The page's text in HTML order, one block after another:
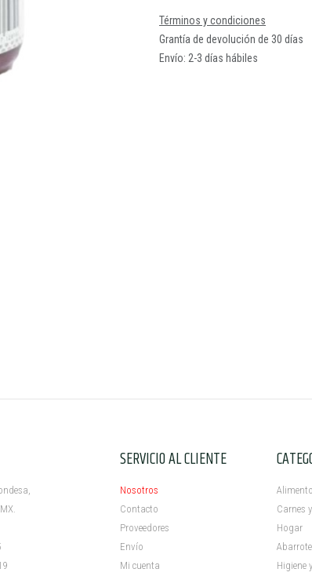
Términos y condiciones
Grantía de devolución de 30 días
Envío: 2-3 días hábiles
SERVICIO AL CLIENTE
Nosotros
Contacto
Proveedores
Envío
Mi cuenta ​
Carnes
Hogar
Higiene